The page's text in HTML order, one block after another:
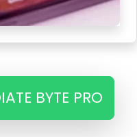
BYTE PRO